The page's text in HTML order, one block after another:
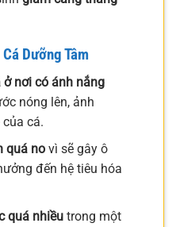
Dưỡng Tâm
ở nơi có ánh nắng
nóng lên, ảnh
cá.
quá novì sẽ gây ô
đến hệ tiêu hóa
quá nhiềutrong một